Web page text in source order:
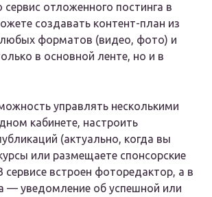
отложенного постинга в
создавать контент-план из
форматов (видео, фото) и
в основной ленте, но и в
управлять несколькими
кабинете, настроить
(актуально, когда вы
или размещаете спонсорские
сервисе встроен фоторедактор, а в
— уведомление об успешной или